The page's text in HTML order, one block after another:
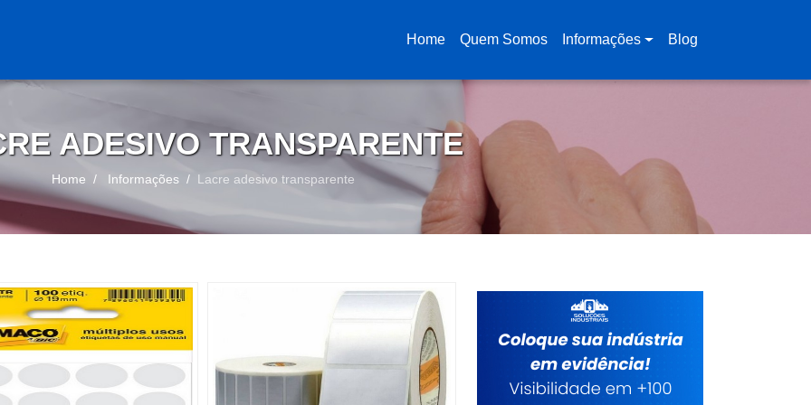
Home
(current)
Quem Somos Informações Blog
ADESIVO TRANSPARENTE
Home Informações Lacre adesivo transparente